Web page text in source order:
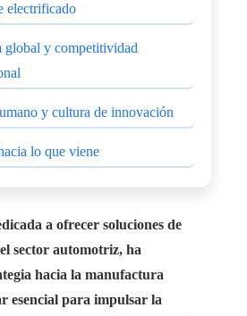
electrificado
global y competitividad
y cultura de innovación
lo que viene
a ofrecer soluciones de
sector automotriz, ha
hacia la manufactura
esencial para impulsar la